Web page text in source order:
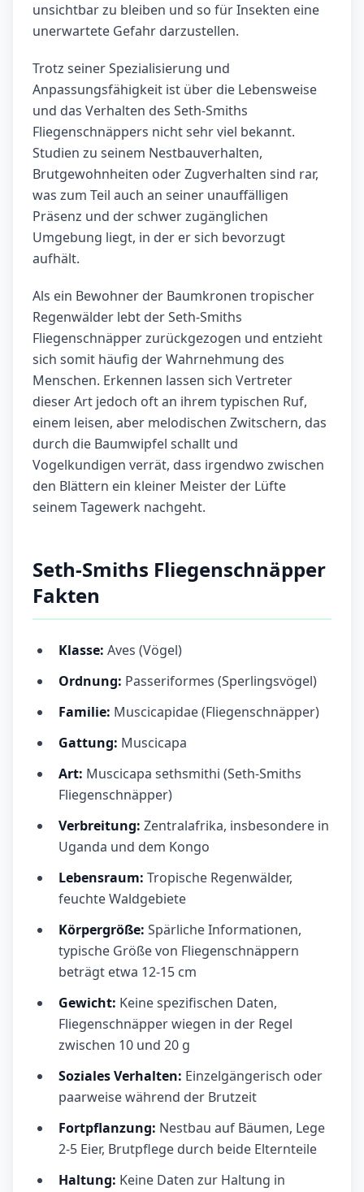
unsichtbar zu bleiben und so für Insekten eine
unerwartete Gefahr darzustellen.
Trotz seiner Spezialisierung und
Anpassungsfähigkeit ist über die Lebensweise
und das Verhalten des Seth-Smiths
Fliegenschnäppers nicht sehr viel bekannt.
Studien zu seinem Nestbauverhalten,
Brutgewohnheiten oder Zugverhalten sind rar,
was zum Teil auch an seiner unauffälligen
Präsenz und der schwer zugänglichen
Umgebung liegt, in der er sich bevorzugt
aufhält.
Als ein Bewohner der Baumkronen tropischer
Regenwälder lebt der Seth-Smiths
Fliegenschnäpper zurückgezogen und entzieht
sich somit häufig der Wahrnehmung des
Menschen. Erkennen lassen sich Vertreter
dieser Art jedoch oft an ihrem typischen Ruf,
einem leisen, aber melodischen Zwitschern, das
durch die Baumwipfel schallt und
Vogelkundigen verrät, dass irgendwo zwischen
den Blättern ein kleiner Meister der Lüfte
seinem Tagewerk nachgeht.
Seth-Smiths Fliegenschnäpper
Fakten
Klasse: Aves (Vögel)
Ordnung: Passeriformes (Sperlingsvögel)
Familie: Muscicapidae (Fliegenschnäpper)
Gattung: Muscicapa
Art: Muscicapa sethsmithi (Seth-Smiths
Fliegenschnäpper)
Verbreitung: Zentralafrika, insbesondere in
Uganda und dem Kongo
Lebensraum: Tropische Regenwälder,
feuchte Waldgebiete
Körpergröße: Spärliche Informationen,
typische Größe von Fliegenschnäppern
beträgt etwa 12-15 cm
Gewicht: Keine spezifischen Daten,
Fliegenschnäpper wiegen in der Regel
zwischen 10 und 20 g
Soziales Verhalten: Einzelgängerisch oder
paarweise während der Brutzeit
Fortpflanzung: Nestbau auf Bäumen, Lege
2-5 Eier, Brutpflege durch beide Elternteile
Haltung: Keine Daten zur Haltung in